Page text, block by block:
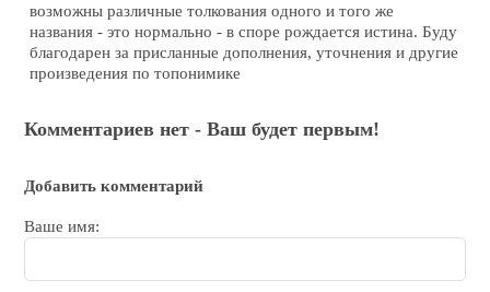
возможны различные толкования одного и того же
названия - это нормально - в споре рождается истина. Буду
благодарен за присланные дополнения, уточнения и другие
произведения по топонимике
Комментариев нет - Ваш будет первым!
Добавить комментарий
Ваше имя: